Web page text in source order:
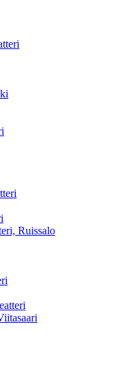
Ruissalo